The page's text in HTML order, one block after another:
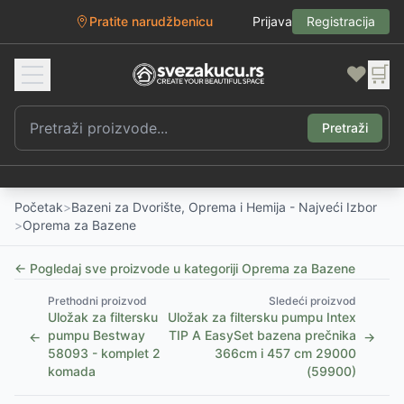
Pratite narudžbenicu Prijava Registracija
❤️ 🛒
Pretraži
Početak>Bazeni za Dvorište, Oprema i Hemija - Najveći Izbor
>Oprema za Bazene
← Pogledaj sve proizvode u kategoriji Oprema za Bazene
←
Prethodni proizvod
Uložak za filtersku
pumpu Bestway
58093 - komplet 2
komada
Sledeći proizvod
Uložak za filtersku pumpu Intex
TIP A EasySet bazena prečnika
366cm i 457 cm 29000
(59900)
→